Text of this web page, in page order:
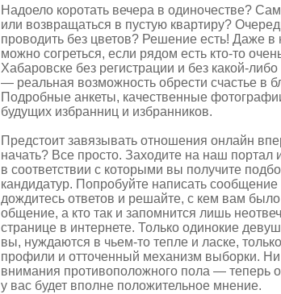
Надоело коротать вечера в одиночестве?
или возвращаться в пустую квартиру?
проводить без цветов? Решение есть! Даже
можно согреться, если рядом есть кто-то
Хабаровске без регистрации и без какой-
— реальная возможность обрести счастье в
Подробные анкеты, качественные
будущих избранниц и избранников.
Предстоит завязывать отношения онлайн
начать? Все просто. Заходите на наш портал
в соответствии с которыми вы получите
кандидатур. Попробуйте написать
дождитесь ответов и решайте, с кем вам
общение, а кто так и запомнится лишь
странице в интернете. Только одинокие
вы, нуждаются в чьем-то тепле и ласке,
профили и отточенный механизм выборки. Ни
внимания противоположного пола — теперь о
у вас будет вполне положительное мнение.